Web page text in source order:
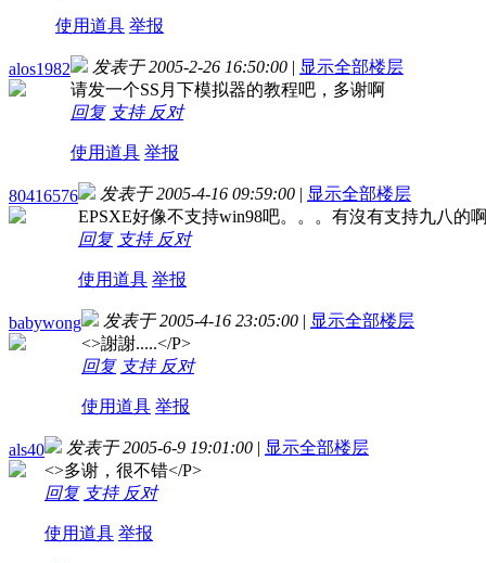
使用道具 举报
alos1982 发表于 2005-2-26 16:50:00 | 显示全部楼层
请发一个SS月下模拟器的教程吧，多谢啊
回复 支持 反对
使用道具 举报
80416576 发表于 2005-4-16 09:59:00 | 显示全部楼层
EPSXE好像不支持win98吧。。。有沒有支持九八的
回复 支持 反对
使用道具 举报
babywong 发表于 2005-4-16 23:05:00 | 显示全部楼层
<>謝謝.....</P>
回复 支持 反对
使用道具 举报
als40 发表于 2005-6-9 19:01:00 | 显示全部楼层
<>多谢，很不错</P>
回复 支持 反对
使用道具 举报